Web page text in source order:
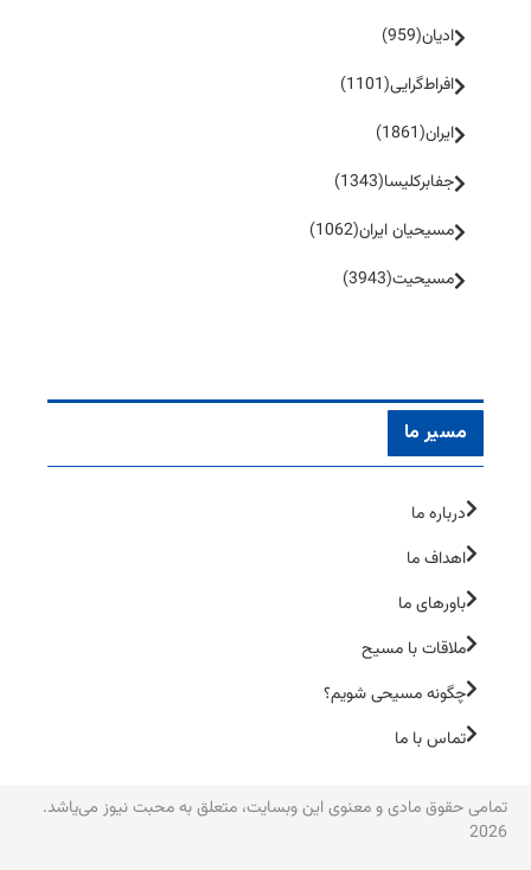
ادیان(959)
افراط‌گرایی(1101)
ایران(1861)
جفا‌بر‌کلیسا(1343)
مسیحیان ایران(1062)
مسیحیت(3943)
مسیر ما
درباره ما
اهداف ما
باورهای ما
ملاقات با مسیح
چگونه مسیحی شویم؟
تماس با ما
تمامی حقوق مادی و معنوی این وبسایت، متعلق به محبت نیوز می‌یاشد.
2026